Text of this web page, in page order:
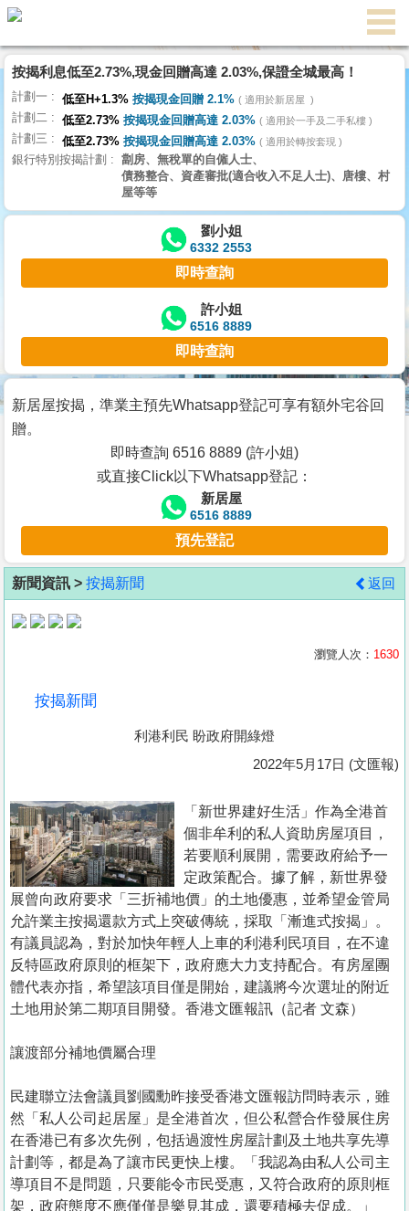
代
理
主
頁
搵
樓/
交
業
主
宅
谷
按
客
地
產
置
業
手
冊
關
於
我
們
按揭利息低至2.73%,現金回贈高達 2.03%,保證全城最高！
計劃一 低至H+1.3% 按揭現金回贈 2.1% 適用於新居屋
計劃二 低至2.73% 按揭現金回贈高達 2.03% 適用於一手及二手私樓
計劃三 低至2.73% 按揭現金回贈高達 2.03% 適用於轉按套現
銀行特別按揭計劃
劏房、無稅單的自僱人士、
債務整合、資產審批(適合收入不足人士)、唐樓、村
屋等等
劉小姐
6332 2553
即時查詢
許小姐
6516 8889
即時查詢
新居屋按揭，準業主預先Whatsapp登記可享有額外宅谷回
贈。
即時查詢 6516 8889 (許小姐)
或直接Click以下Whatsapp登記：
新居屋
6516 8889
預先登記
新聞資訊 > 按揭新聞 返回
瀏覽人次： 1630
按揭新聞
利港利民 盼政府開綠燈
2022年5月17日 (文匯報)
「新世界建好生活」作為全港首
個非牟利的私人資助房屋項目，
若要順利展開，需要政府給予一
定政策配合。據了解，新世界發
展曾向政府要求「三折補地價」的土地優惠，並希望金管局
允許業主按揭還款方式上突破傳統，採取「漸進式按揭」。
有議員認為，對於加快年輕人上車的利港利民項目，在不違
反特區政府原則的框架下，政府應大力支持配合。有房屋團
體代表亦指，希望該項目僅是開始，建議將今次選址的附近
土地用於第二期項目開發。香港文匯報訊（記者 文森）
讓渡部分補地價屬合理
民建聯立法會議員劉國勳昨接受香港文匯報訪問時表示，雖
然「私人公司起居屋」是全港首次，但公私營合作發展住房
在香港已有多次先例，包括過渡性房屋計劃及土地共享先導
計劃等，都是為了讓市民更快上樓。「我認為由私人公司主
導項目不是問題，只要能令市民受惠，又符合政府的原則框
架，政府態度不應僅僅是樂見其成，還要積極去促成。」